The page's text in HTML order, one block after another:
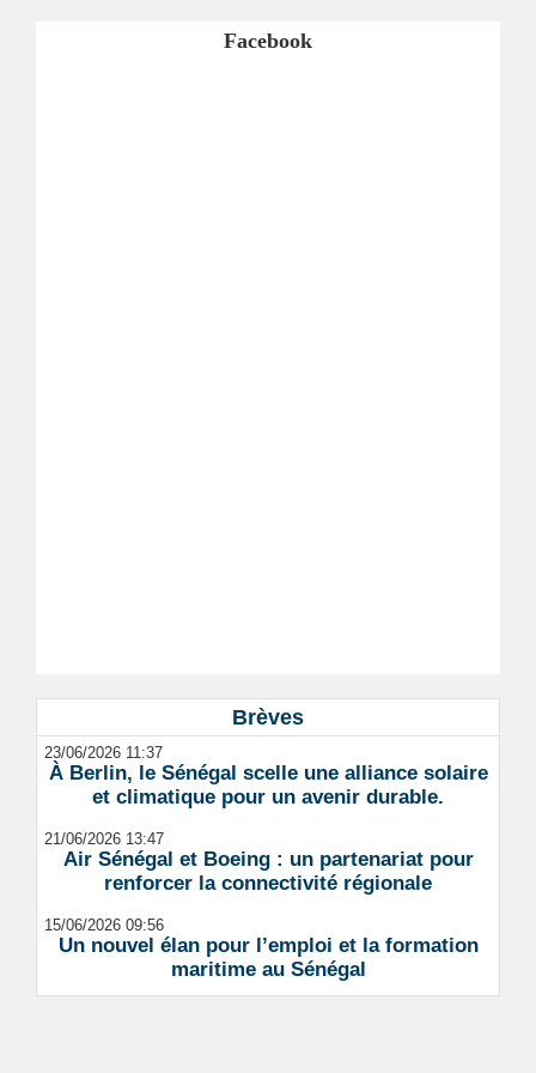
Facebook
Brèves
23/06/2026 11:37
À Berlin, le Sénégal scelle une alliance solaire
et climatique pour un avenir durable.
21/06/2026 13:47
Air Sénégal et Boeing : un partenariat pour
renforcer la connectivité régionale
15/06/2026 09:56
Un nouvel élan pour l’emploi et la formation
maritime au Sénégal